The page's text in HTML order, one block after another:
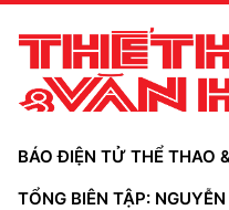
BÁO ĐIỆN TỬ THỂ THAO
TỔNG BIÊN TẬP: